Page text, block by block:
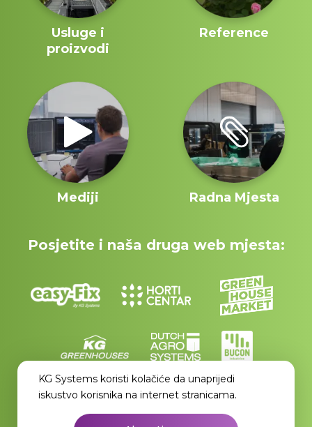
Usluge i
proizvodi
Reference
Mediji Radna Mjesta
Posjetite i naša druga web mjesta:
KG Systems koristi kolačiće da unaprijedi
iskustvo korisnika na internet stranicama.